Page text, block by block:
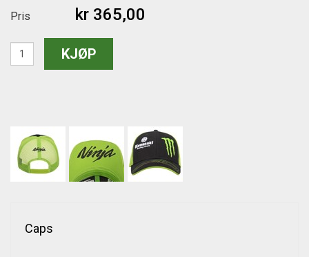
Pris kr 365,00
Caps